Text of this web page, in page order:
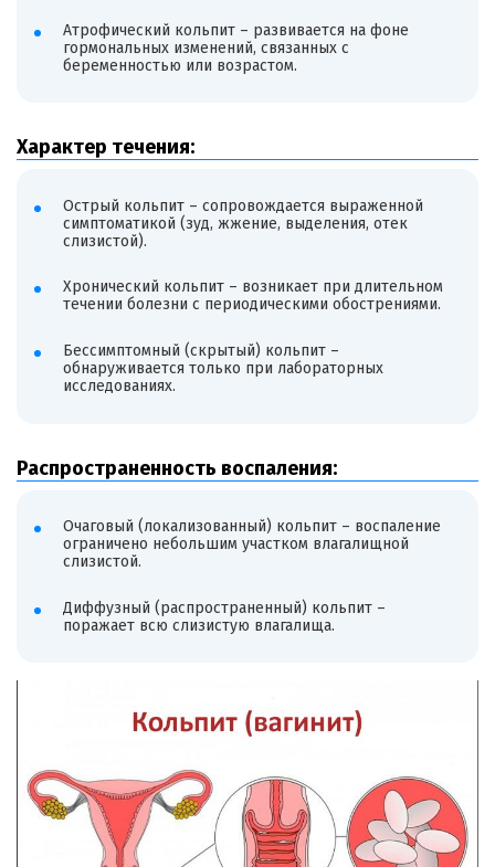
Атрофический кольпит – развивается на фоне
гормональных изменений, связанных с
беременностью или возрастом.
Характер течения:
Острый кольпит – сопровождается выраженной
симптоматикой (зуд, жжение, выделения, отек
слизистой).
Хронический кольпит – возникает при длительном
течении болезни с периодическими обострениями.
Бессимптомный (скрытый) кольпит –
обнаруживается только при лабораторных
исследованиях.
Распространенность воспаления:
Очаговый (локализованный) кольпит – воспаление
ограничено небольшим участком влагалищной
слизистой.
Диффузный (распространенный) кольпит –
поражает всю слизистую влагалища.